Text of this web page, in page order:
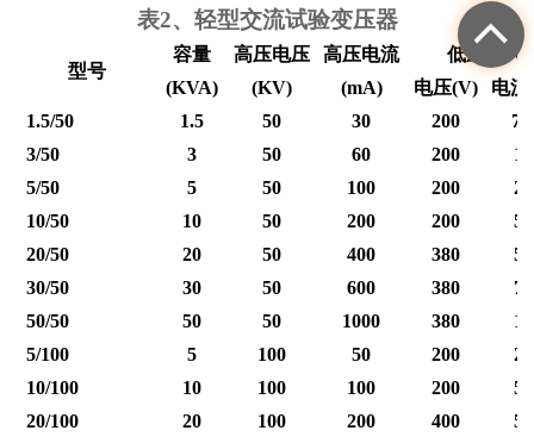
表2、轻型交流试验变压器
型号
容量 高压电压 高压电流
低压输入
(KVA)
(KV) (mA) 电压(V) 电流
1.5/50
1.5 50 30 200
7.5
3/50
3 50 60 200
15
5/50
5 50 100 200
25
10/50
10 50 200 200
50
20/50
20 50 400 380
53
30/50
30 50 600 380
79
50/50
50 50 1000 380
12
5/100
5 100 50 200
25
10/100
10 100 100 200
50
20/100
20 100 200 400
50